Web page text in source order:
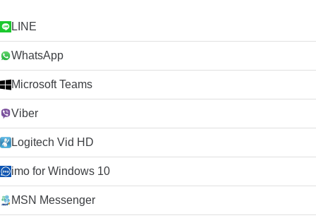
LINE
WhatsApp
Microsoft Teams
Viber
Logitech Vid HD
imo for Windows 10
MSN Messenger